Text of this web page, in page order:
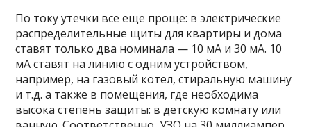
По току утечки все еще проще: в электрические
распределительные щиты для квартиры и дома
ставят только два номинала — 10 мА и 30 мА. 10
мА ставят на линию с одним устройством,
например, на газовый котел, стиральную машину
и т.д. а также в помещения, где необходима
высока степень защиты: в детскую комнату или